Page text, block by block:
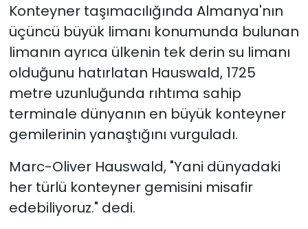
Konteyner taşımacılığında Almanya'nın
üçüncü büyük limanı konumunda bulunan
limanın ayrıca ülkenin tek derin su limanı
olduğunu hatırlatan Hauswald, 1725
metre uzunluğunda rıhtıma sahip
terminale dünyanın en büyük konteyner
gemilerinin yanaştığını vurguladı.
Marc-Oliver Hauswald, "Yani dünyadaki
her türlü konteyner gemisini misafir
edebiliyoruz." dedi.